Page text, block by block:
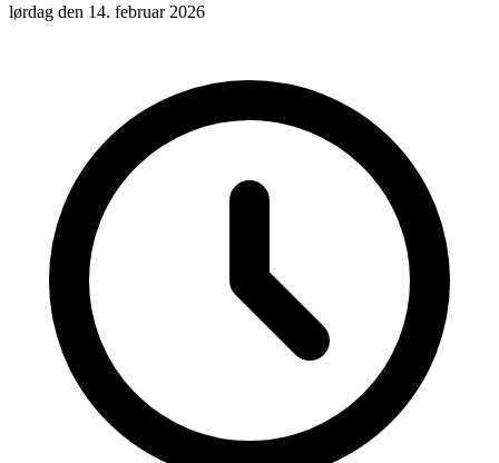
lørdag den 14. februar 2026